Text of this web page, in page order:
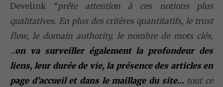
Develink “prête attention à ces notions plus
qualitatives. En plus des critères quantitatifs, le trust
flow, le domain authority, le nombre de mots clés,
...on va surveiller également la profondeur des
liens, leur durée de vie, la présence des articles en
page d’accueil et dans le maillage du site… tout ce